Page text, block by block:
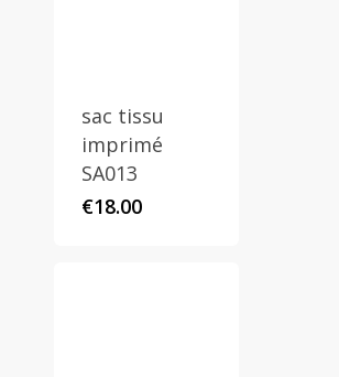
sac tissu
imprimé
SA013
€18.00